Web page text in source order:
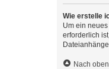
Wie erstelle
Um ein
erforderlich
Nach oben